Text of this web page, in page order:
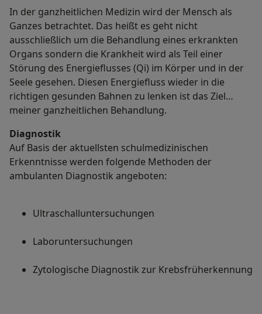
In der ganzheitlichen Medizin wird der Mensch als
Ganzes betrachtet. Das heißt es geht nicht
ausschließlich um die Behandlung eines erkrankten
Organs sondern die Krankheit wird als Teil einer
Störung des Energieflusses (Qi) im Körper und in der
Seele gesehen. Diesen Energiefluss wieder in die
richtigen gesunden Bahnen zu lenken ist das Ziel
meiner ganzheitlichen Behandlung.
Diagnostik
Auf Basis der aktuellsten schulmedizinischen
Erkenntnisse werden folgende Methoden der
ambulanten Diagnostik angeboten:
Ultraschalluntersuchungen
Laboruntersuchungen
Zytologische Diagnostik zur Krebsfrüherkennung